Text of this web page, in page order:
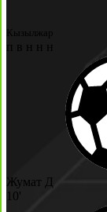
Кызылжар
п в н н н
Жумат Д
10'